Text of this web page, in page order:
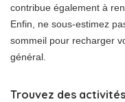
contribue également à
Enfin, ne sous-estimez
sommeil pour recharger
général.
Trouvez des